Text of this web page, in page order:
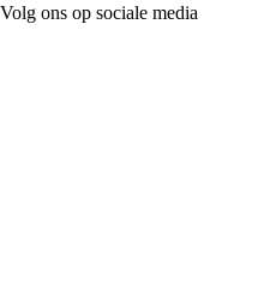
Volg ons op sociale media